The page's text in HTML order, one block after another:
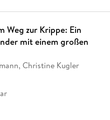
Weg zur Krippe: Ein
mit einem großen
Christine Kugler